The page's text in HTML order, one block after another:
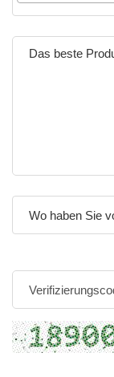
Wo haben Sie